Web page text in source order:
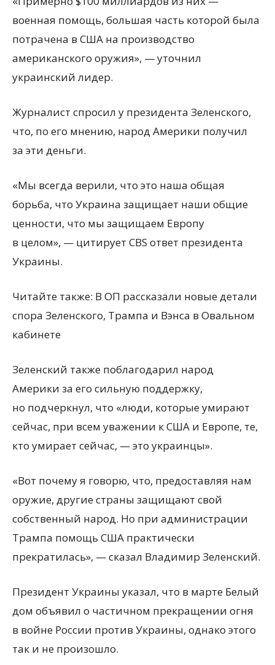
военная помощь, большая часть которой была
потрачена в США на производство
американского оружия», — уточнил
украинский лидер.
Журналист спросил у президента Зеленского,
что, по его мнению, народ Америки получил
за эти деньги.
«Мы всегда верили, что это наша общая
борьба, что Украина защищает наши общие
ценности, что мы защищаем Европу
в целом», — цитирует CBS ответ президента
Украины.
Читайте также: В ОП рассказали новые детали
спора Зеленского, Трампа и Вэнса в Овальном
кабинете
Зеленский также поблагодарил народ
Америки за его сильную поддержку,
но подчеркнул, что «люди, которые умирают
сейчас, при всем уважении к США и Европе, те,
кто умирает сейчас, — это украинцы».
«Вот почему я говорю, что, предоставляя нам
оружие, другие страны защищают свой
собственный народ. Но при администрации
Трампа помощь США практически
прекратилась», — сказал Владимир Зеленский.
Президент Украины указал, что в марте Белый
дом объявил о частичном прекращении огня
в войне России против Украины, однако этого
так и не произошло.